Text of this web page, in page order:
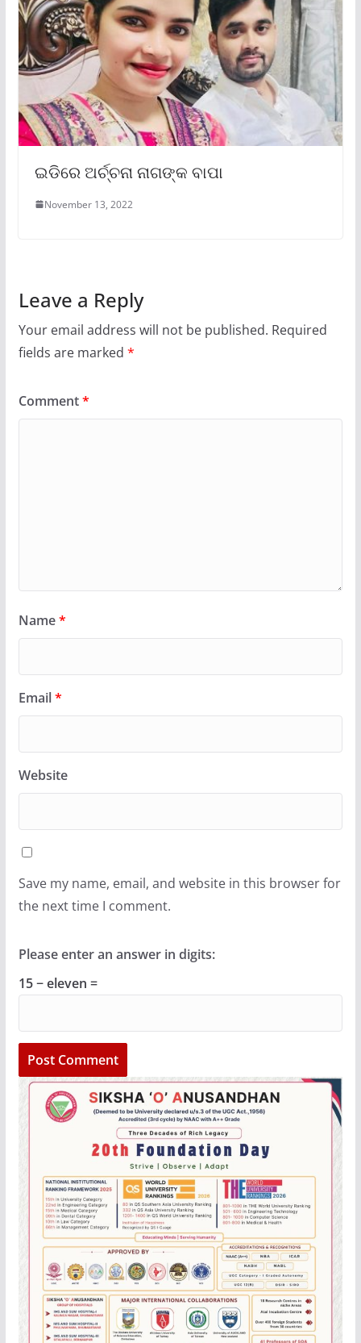
ଇଡିରେ ଅର୍ଚ୍ଚନା ନାଗଙ୍କ ବାପା
November 13, 2022
Leave a Reply
Your email address will not be published. Required
fields are marked *
Comment*
Name*
Email*
Website
Save my name, email, and website in this browser for
the next time I comment.
Please enter an answer in digits:
15 − eleven =